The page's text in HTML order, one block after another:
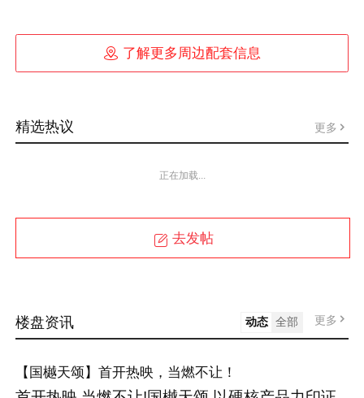
 了解更多周边配套信息
精选热议 更多
正在加载...
去发帖
楼盘资讯 动态 全部 更多
【国樾天颂】首开热映，当燃不让！